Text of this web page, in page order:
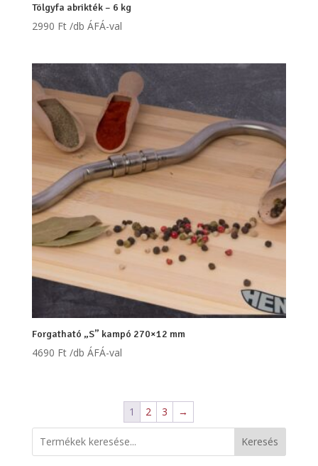
Tölgyfa abrikték – 6 kg
2990 Ft /db ÁFÁ-val
Forgatható „S” kampó 270×12 mm
4690 Ft /db ÁFÁ-val
1 2 3 →
Keresés